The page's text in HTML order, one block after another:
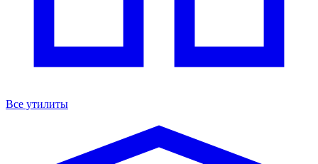
Все утилиты